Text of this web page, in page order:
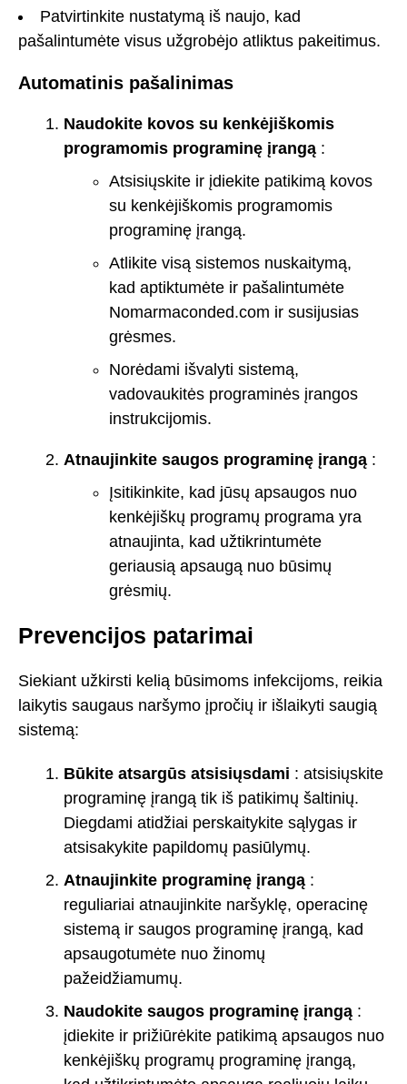
Patvirtinkite nustatymą iš naujo, kad
pašalintumėte visus užgrobėjo atliktus pakeitimus.
Automatinis pašalinimas
Naudokite kovos su kenkėjiškomis
programomis programinę įrangą :
Atsisiųskite ir įdiekite patikimą kovos
su kenkėjiškomis programomis
programinę įrangą.
Atlikite visą sistemos nuskaitymą,
kad aptiktumėte ir pašalintumėte
Nomarmaconded.com ir susijusias
grėsmes.
Norėdami išvalyti sistemą,
vadovaukitės programinės įrangos
instrukcijomis.
Atnaujinkite saugos programinę įrangą :
Įsitikinkite, kad jūsų apsaugos nuo
kenkėjiškų programų programa yra
atnaujinta, kad užtikrintumėte
geriausią apsaugą nuo būsimų
grėsmių.
Prevencijos patarimai
Siekiant užkirsti kelią būsimoms infekcijoms, reikia
laikytis saugaus naršymo įpročių ir išlaikyti saugią
sistemą:
Būkite atsargūs atsisiųsdami : atsisiųskite
programinę įrangą tik iš patikimų šaltinių.
Diegdami atidžiai perskaitykite sąlygas ir
atsisakykite papildomų pasiūlymų.
Atnaujinkite programinę įrangą :
reguliariai atnaujinkite naršyklę, operacinę
sistemą ir saugos programinę įrangą, kad
apsaugotumėte nuo žinomų
pažeidžiamumų.
Naudokite saugos programinę įrangą :
įdiekite ir prižiūrėkite patikimą apsaugos nuo
kenkėjiškų programų programinę įrangą,